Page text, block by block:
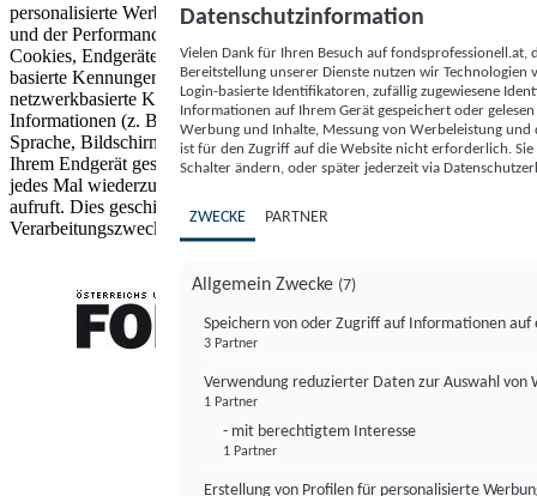
personalisierte Werbung und Inhalte, Messung von Werbeleistung
und der Performance von Inhalten sowie Zielgruppenforschung.
Cookies, Endgeräte- oder ähnliche Online-Kennungen (z. B. login-
basierte Kennungen, zufällig generierte Kennungen,
netzwerkbasierte Kennungen) können zusammen mit anderen
Informationen (z. B. Browsertyp und Browserinformationen,
Sprache, Bildschirmgröße, unterstützte Technologien usw.) auf
Ihrem Endgerät gespeichert oder von dort ausgelesen werden, um es
jedes Mal wiederzuerkennen, wenn es eine App oder einer Webseite
aufruft. Dies geschieht für einen oder mehrere der hier aufgeführten
Verarbeitungszwecke.
Datenschutzinformation
Vielen Dank für Ihren Besuch auf
Bereitstellung unserer Dienste nutzen wir Technologien
Login-basierte Identifikatoren, zufällig zugewiesene
Informationen auf Ihrem Gerät gespeichert oder
Werbung und Inhalte, Messung von Werbeleistung
ist für den Zugriff auf die Website nicht erforderlich.
Schalter ändern, oder später jederzeit via
ZWECKE PARTNER
Allgemein Zwecke (7)
Speichern von oder Zugriff auf Informationen auf
3 Partner
Verwendung reduzierter Daten zur Auswahl von
1 Partner
- mit berechtigtem Interesse
1 Partner
Erstellung von Profilen für personalisierte
FONDS professionell